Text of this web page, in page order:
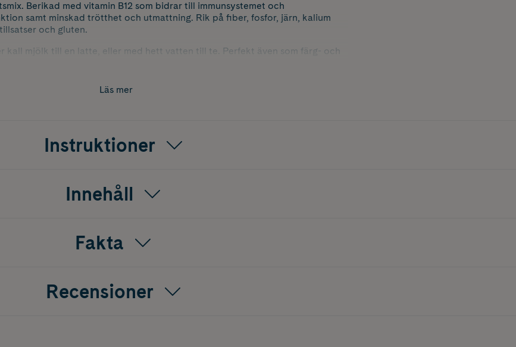
Berikad med vitamin B12 som bidrar till immunsystemet och
samt minskad trötthet och utmattning. Rik på fiber, fosfor, järn, kalium
och gluten.
kall mjölk till en latte, eller med hett vatten till te. Perfekt även som färg- och
Läs mer
Instruktioner
Innehåll
Fakta
Recensioner